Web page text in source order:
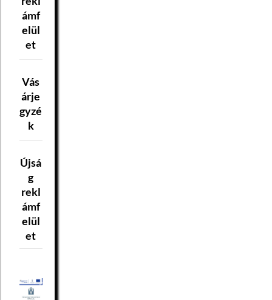
ámf
elül
et
Vás
árje
gyzé
k
Újsá
g
rekl
ámf
elül
et